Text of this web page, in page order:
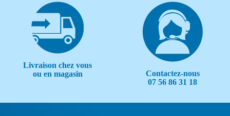
Livraison chez vous
ou en magasin
Contactez-nous
07 56 86 31 18